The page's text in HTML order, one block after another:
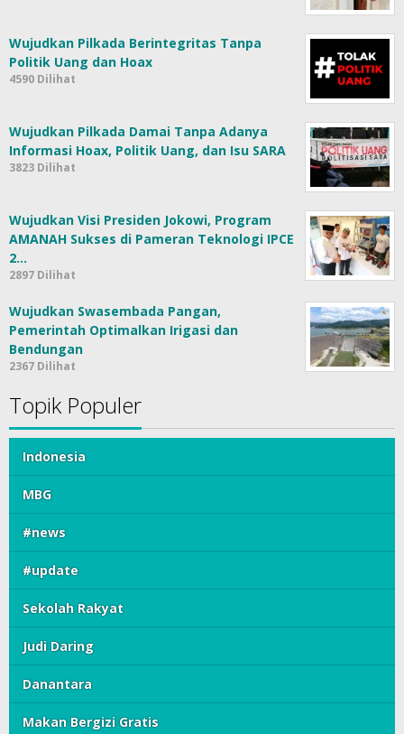
Wujudkan Pilkada Berintegritas Tanpa
Politik Uang dan Hoax
4590 Dilihat
Wujudkan Pilkada Damai Tanpa Adanya
Informasi Hoax, Politik Uang, dan Isu SARA
3823 Dilihat
Wujudkan Visi Presiden Jokowi, Program
AMANAH Sukses di Pameran Teknologi IPCE
2…
2897 Dilihat
Wujudkan Swasembada Pangan,
Pemerintah Optimalkan Irigasi dan
Bendungan
2367 Dilihat
Topik Populer
Indonesia
MBG
#news
#update
Sekolah Rakyat
Judi Daring
Danantara
Makan Bergizi Gratis